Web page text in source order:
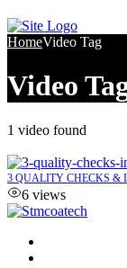
HomeVideo Tag
Video
1 video found
3 QUALITY CHECKS &
6 views